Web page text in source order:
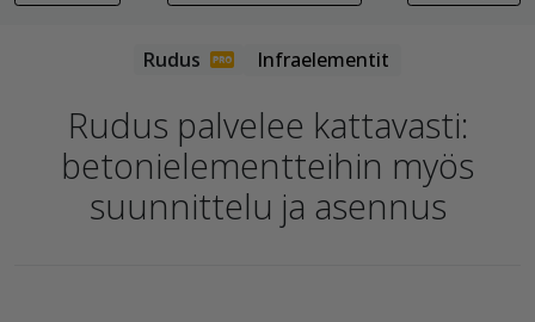
Infraelementit
Rudus palvelee kattavasti:
betonielementteihin myös
suunnittelu ja asennus